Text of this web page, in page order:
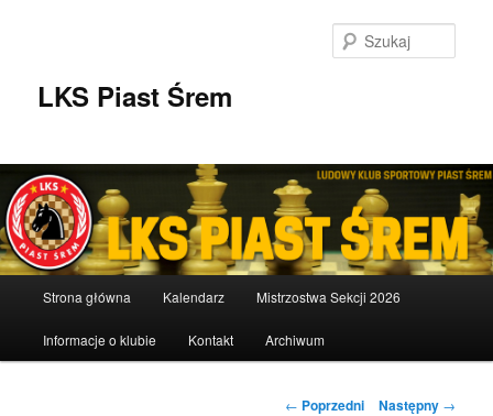
LKS Piast Śrem
Strona główna Kalendarz Mistrzostwa Sekcji 2026
Informacje o klubie Kontakt Archiwum
Nawigacja
← Poprzedni Następny →